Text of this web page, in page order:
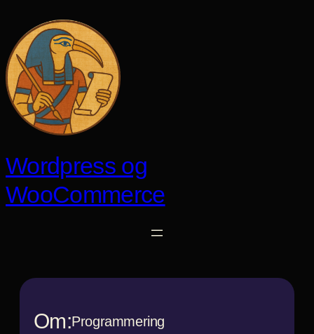
indhold
Wordpress og
WooCommerce
Om:Programmering